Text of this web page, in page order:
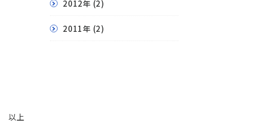
以上
2012年 (2)
2011年 (2)